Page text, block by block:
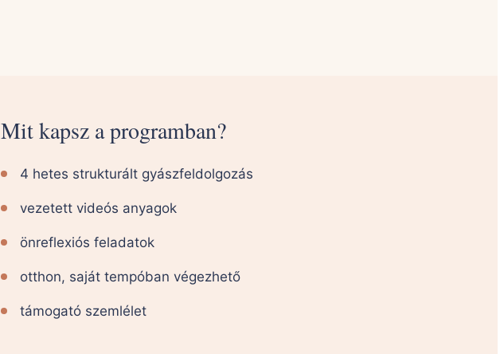
Mit kapsz a programban?
4 hetes strukturált gyászfeldolgozás
vezetett videós anyagok
önreflexiós feladatok
otthon, saját tempóban végezhető
támogató szemlélet